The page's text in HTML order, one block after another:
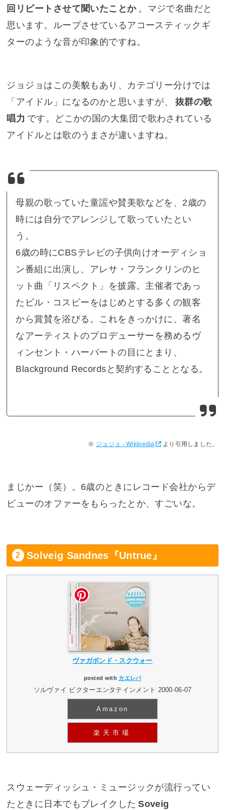
回リピートさせて聞いたことか 。マジで名曲だと
思います。ループさせているアコースティックギ
ターのような音が印象的ですね。
ジョジョはこの美貌もあり、カテゴリー分けでは
「アイドル」になるのかと思いますが、
抜群の歌
唱力 です。どこかの国の大集団で歌わされている
アイドルとは歌のうまさが違いますね。
母親の歌っていた童謡や賛美歌などを、2歳の
時には自分でアレンジして歌っていたとい
う。
6歳の時にCBSテレビの子供向けオーディショ
ン番組に出演し、アレサ・フランクリンのヒ
ット曲「リスペクト」を披露。主催者であっ
たビル・コスビーをはじめとする多くの観客
から賞賛を浴びる。これをきっかけに、著名
なアーティストのプロデューサーを務めるヴ
ィンセント・ハーバートの目にとまり、
Blackground Recordsと契約することとなる。
ジョジョ - Wikipedia より引用しました。
まじかー（笑）。6歳のときにレコード会社からデ
ビューのオファーをもらったとか、すごいな。
Solveig Sandnes『Untrue』
ヴァガボンド・スクウォー
posted with カエレバ
ソルヴァイ ビクターエンタテインメント 2000-06-07
Amazon
楽天市場
スウェーディッシュ・ミュージックが流行ってい
たときに日本でもブレイクした Soveig